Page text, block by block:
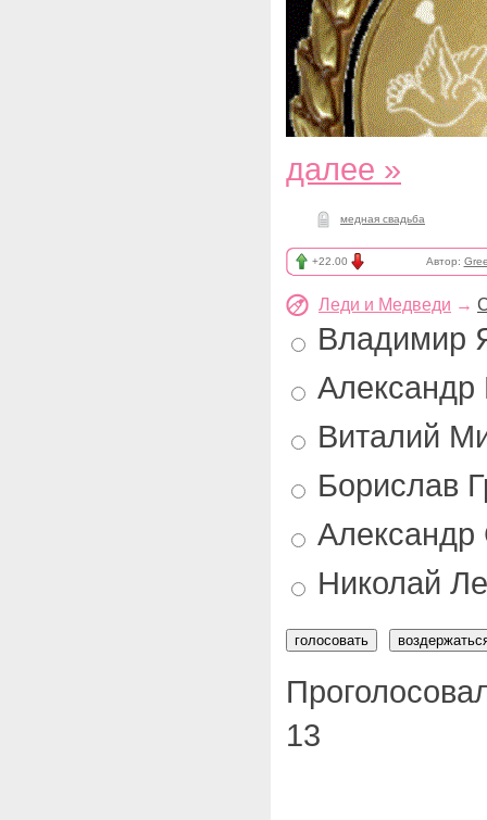
далее »
медная свадьба
+22.00 Автор:
Леди и Медведи →
Владимир
Александр
Виталий
Борислав
Александр
Николай
13